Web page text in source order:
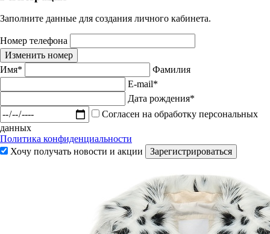
Заполните данные для создания личного кабинета.
Номер телефона
Изменить номер
Имя*
Фамилия
E-mail*
Дата рождения*
Согласен на обработку персональных
данных
Политика конфиденциальности
Хочу получать новости и акции
Зарегистрироваться